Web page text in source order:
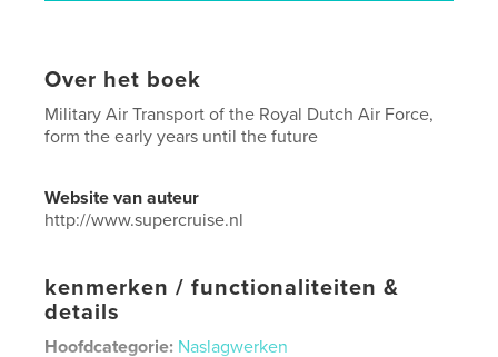
Over het boek
Military Air Transport of the Royal Dutch Air Force,
form the early years until the future
Website van auteur
http://www.supercruise.nl
kenmerken / functionaliteiten &
details
Hoofdcategorie: Naslagwerken